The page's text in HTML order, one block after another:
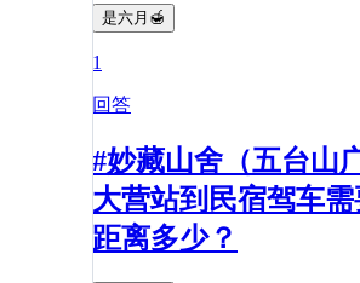
是六月🍯
1
回答
#妙藏山舍（五台山
大营站到民宿驾车
距离多少？